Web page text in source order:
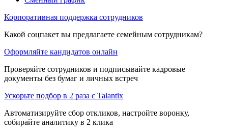
Корпоративная поддержка сотрудников
Какой соцпакет вы предлагаете семейным сотрудникам?
Оформляйте кандидатов онлайн
Проверяйте сотрудников и подписывайте кадровые
документы без бумаг и личных встреч
Ускорьте подбор в 2 раза с Talantix
Автоматизируйте сбор откликов, настройте воронку,
собирайте аналитику в 2 клика